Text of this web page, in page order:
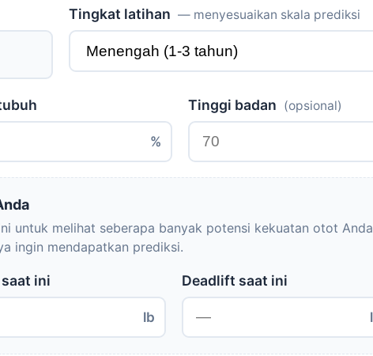
Tingkat latihan — menyesuaikan skala prediksi
%
Tinggi badan (opsional)
untuk melihat seberapa banyak potensi kekuatan otot Anda
ingin mendapatkan prediksi.
ini
lb
Deadlift saat ini